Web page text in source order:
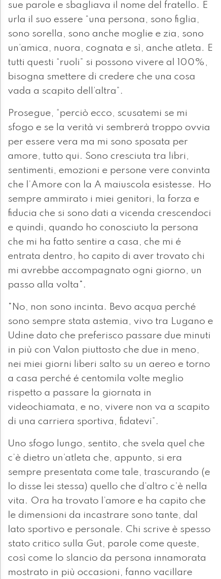
sue parole e sbagliava il nome del fratello. E
urla il suo essere “una persona, sono figlia,
sono sorella, sono anche moglie e zia, sono
un’amica, nuora, cognata e sì, anche atleta. E
tutti questi “ruoli” si possono vivere al 100%,
bisogna smettere di credere che una cosa
vada a scapito dell’altra”.
Prosegue, “perciò ecco, scusatemi se mi
sfogo e se la verità vi sembrerà troppo ovvia
per essere vera ma mi sono sposata per
amore, tutto qui. Sono cresciuta tra libri,
sentimenti, emozioni e persone vere convinta
che l’Amore con la A maiuscola esistesse. Ho
sempre ammirato i miei genitori, la forza e
fiducia che si sono dati a vicenda crescendoci
e quindi, quando ho conosciuto la persona
che mi ha fatto sentire a casa, che mi é
entrata dentro, ho capito di aver trovato chi
mi avrebbe accompagnato ogni giorno, un
passo alla volta".
"No, non sono incinta. Bevo acqua perché
sono sempre stata astemia, vivo tra Lugano e
Udine dato che preferisco passare due minuti
in più con Valon piuttosto che due in meno,
nei miei giorni liberi salto su un aereo e torno
a casa perché é centomila volte meglio
rispetto a passare la giornata in
videochiamata, e no, vivere non va a scapito
di una carriera sportiva, fidatevi”.
Uno sfogo lungo, sentito, che svela quel che
c’è dietro un’atleta che, appunto, si era
sempre presentata come tale, trascurando (e
lo disse lei stessa) quello che d’altro c’è nella
vita. Ora ha trovato l’amore e ha capito che
le dimensioni da incastrare sono tante, dal
lato sportivo e personale. Chi scrive è spesso
stato critico sulla Gut, parole come queste,
così come lo slancio da persona innamorata
mostrato in più occasioni, fanno vacillare